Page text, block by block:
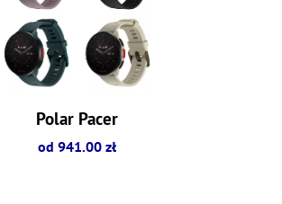
Polar Pacer
od 941.00 zł